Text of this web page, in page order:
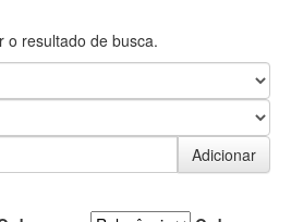
o resultado de busca.